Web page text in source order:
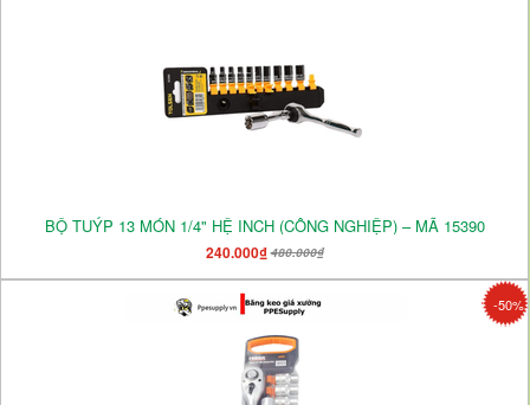
BỘ TUÝP 13 MÓN 1/4" HỆ INCH (CÔNG NGHIỆP) – MÃ 15390
240.000₫480.000₫
-50%